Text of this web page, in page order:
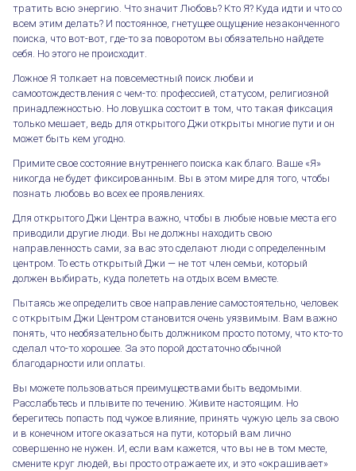
тратить всю энергию. Что значит Любовь? Кто Я? Куда идти и что со
всем этим делать? И постоянное, гнетущее ощущение незаконченного
поиска, что вот-вот, где-то за поворотом вы обязательно найдете
себя. Но этого не происходит.
Ложное Я толкает на повсеместный поиск любви и
самоотождествления с чем-то: профессией, статусом, религиозной
принадлежностью. Но ловушка состоит в том, что такая фиксация
только мешает, ведь для открытого Джи открыты многие пути и он
может быть кем угодно.
Примите свое состояние внутреннего поиска как благо. Ваше «Я»
никогда не будет фиксированным. Вы в этом мире для того, чтобы
познать любовь во всех ее проявлениях.
Для открытого Джи Центра важно, чтобы в любые новые места его
приводили другие люди. Вы не должны находить свою
направленность сами, за вас это сделают люди с определенным
центром. То есть открытый Джи — не тот член семьи, который
должен выбирать, куда полететь на отдых всем вместе.
Пытаясь же определить свое направление самостоятельно, человек
с открытым Джи Центром становится очень уязвимым. Вам важно
понять, что необязательно быть должником просто потому, что кто-то
сделал что-то хорошее. За это порой достаточно обычной
благодарности или оплаты.
Вы можете пользоваться преимуществами быть ведомыми.
Расслабьтесь и плывите по течению. Живите настоящим. Но
берегитесь попасть под чужое влияние, принять чужую цель за свою
и в конечном итоге оказаться на пути, который вам лично
совершенно не нужен. И, если вам кажется, что вы не в том месте,
смените круг людей, вы просто отражаете их, и это «окрашивает»